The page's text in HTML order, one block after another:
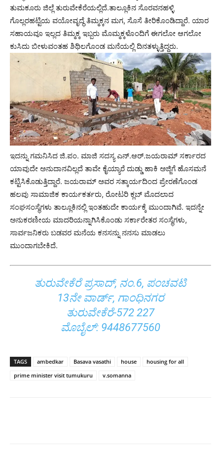
ತುಮಕೂರು ಜಿಲ್ಲೆ ತುರುವೇಕೆರೆಯಲ್ಲಿದೆ.ತಾಲ್ಲೂಕಿನ ಸೊರವನಹಳ್ಳಿ
ಗೊಲ್ಲರಹಟ್ಟಿಯ ವಯೋವೃದ್ಧೆ ತಿಮ್ಮಕ್ಕನ ಮಗ, ಸೊಸೆ ತೀರಿಕೊಂಡಿದ್ದಾರೆ. ಯಾರ
ಸಹಾಯವೂ ಇಲ್ಲದ ತಿಮ್ಮಕ್ಕ ಇಬ್ಬರು ಮೊಮ್ಮಕ್ಕಳೊಂದಿಗೆ ಈಗಲೋ ಆಗಲೋ
ಕುಸಿದು ಬೀಳುವಂತಹ ಶಿಥಿಲಗೊಂಡ ಮನೆಯಲ್ಲಿ ದಿನತಳ್ಳುತ್ತಿದ್ದರು.
ಇದನ್ನು ಗಮನಿಸಿದ ಜಿ.ಪಂ. ಮಾಜಿ ಸದಸ್ಯ ಎನ್.ಆರ್.ಜಯರಾಮ್ ಸರ್ಕಾರದ
ಯಾವುದೇ ಅನುದಾನವಿಲ್ಲದೆ ತಾವೇ ಕೈಯ್ಯಾರೆ ದುಡ್ಡು ಹಾಕಿ ಅಜ್ಜಿಗೆ ಹೊಸಮನೆ
ಕಟ್ಟಿಸಿಕೊಡುತ್ತಿದ್ದಾರೆ. ಜಯರಾಮ್ ಅವರ ಸತ್ಕಾರ್ಯದಿಂದ ಪ್ರೇರಣೆಗೊಂಡ
ಹಲವು ಸಾಮಾಜಿಕ ಕಾರ್ಯಕರ್ತರು, ರೋಟರಿ ಕ್ಲಬ್ ಮೊದಲಾದ
ಸಂಘಸಂಸ್ಥೆಗಳು ತಾಲ್ಲೂಕಿನಲ್ಲಿ ಇಂತಹುದೇ ಕಾರ್ಯಕ್ಕೆ ಮುಂದಾಗಿವೆ. ಇದನ್ನೇ
ಅನುಕರಣೀಯ ಮಾದರಿಯನ್ನಾಗಿಸಿಕೊಂಡು ಸರ್ಕಾರೇತರ ಸಂಸ್ಥೆಗಳು,
ಸಾರ್ವಜನಿಕರು ಬಡವರ ಮನೆಯ ಕನಸನ್ನು ನನಸು ಮಾಡಲು
ಮುಂದಾಗಬೇಕಿದೆ.
ತುರುವೇಕೆರೆ ಪ್ರಸಾದ್, ನಂ.6, ಪಂಚವಟಿ
13ನೇ ವಾರ್ಡ್, ಗಾಂಧಿನಗರ
ತುರುವೇಕೆರೆ-572 227
ಮೊಬೈಲ್: 9448677560
TAGS ambedkar Basava vasathi house
housing for all
prime minister visit tumukuru
v.somanna